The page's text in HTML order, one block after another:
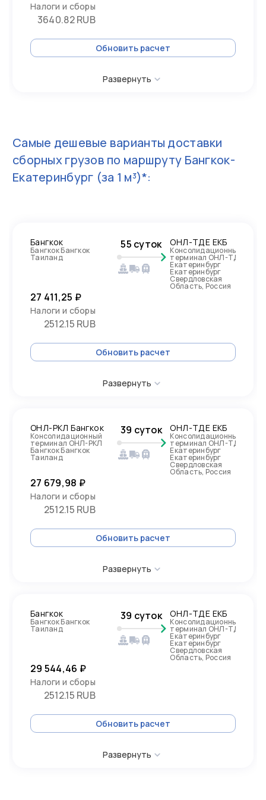
Налоги и сборы
3640.82 RUB
Обновить расчет
Развернуть
Самые дешевые варианты доставки
сборных грузов по маршруту Бангкок-
Екатеринбург (за 1 м³)*:
Бангкок
Бангкок Бангкок
Таиланд
55 суток ОНЛ-ТДЕ ЕКБ
Консолидационный
терминал ОНЛ-ТДЕ
Екатеринбург
Екатеринбург
Свердловская
Область, Россия
27 411,25 ₽
Налоги и сборы
2512.15 RUB
Обновить расчет
Развернуть
ОНЛ-РКЛ Бангкок
Консолидационный
терминал ОНЛ-РКЛ
Бангкок Бангкок
Таиланд
39 суток ОНЛ-ТДЕ ЕКБ
Консолидационный
терминал ОНЛ-ТДЕ
Екатеринбург
Екатеринбург
Свердловская
Область, Россия
27 679,98 ₽
Налоги и сборы
2512.15 RUB
Обновить расчет
Развернуть
Бангкок
Бангкок Бангкок
Таиланд
39 суток ОНЛ-ТДЕ ЕКБ
Консолидационный
терминал ОНЛ-ТДЕ
Екатеринбург
Екатеринбург
Свердловская
Область, Россия
29 544,46 ₽
Налоги и сборы
2512.15 RUB
Обновить расчет
Развернуть